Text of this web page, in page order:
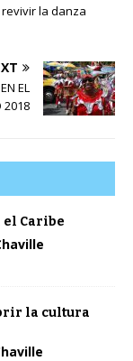
revivir la danza
EL
2018
el Caribe
la cultura